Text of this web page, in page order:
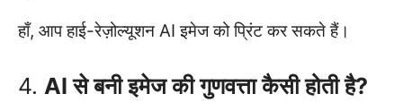
हाँ, आप हाई-रेज़ोल्यूशन AI इमेज को प्रिंट कर सकते हैं।
4. AI से बनी इमेज की गुणवत्ता कैसी होती है?